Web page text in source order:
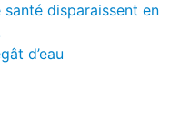
disparaissent en
d’eau